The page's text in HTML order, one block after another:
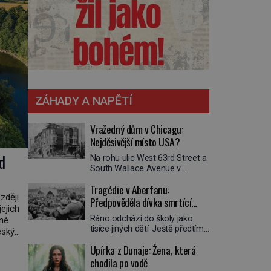
ZÁHADY A NAPĚTÍ
Vražedný dům v Chicagu:
Nejděsivější místo USA?
Na rohu ulic West 63rd Street a
South Wallace Avenue v
Nemá žádný speciální nápis ani
pamětní desku. A přesto prý
místní zaměstnanci neradi
chodí do sklepa. Právě tady
totiž sídlil sériový vrah H. H.
nejpropracovanější past na lidi
v dějinách americké
Tragédie v Aberfanu:
Předpověděla dívka smrtící
sesuv půdy?
Ráno odchází do školy jako
tisíce jiných dětí. Ještě předtím
snem. Ve škole, kterou dobře
zná, tentokrát nevidí budovu ani
Upírka z Dunaje: Žena, která
chodila po vodě